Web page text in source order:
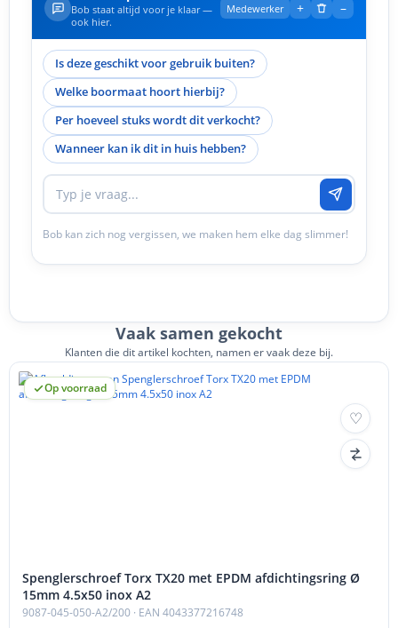
Bob staat altijd voor je klaar —
ook hier.
Medewerker + –
Is deze geschikt voor gebruik buiten?
Welke boormaat hoort hierbij?
Per hoeveel stuks wordt dit verkocht?
Wanneer kan ik dit in huis hebben?
Bob kan zich nog vergissen, we maken hem elke dag slimmer!
Vaak samen gekocht
Klanten die dit artikel kochten, namen er vaak deze bij.
Op voorraad
Spenglerschroef Torx TX20 met EPDM afdichtingsring Ø
15mm 4.5x50 inox A2
9087-045-050-A2/200 · EAN 4043377216748